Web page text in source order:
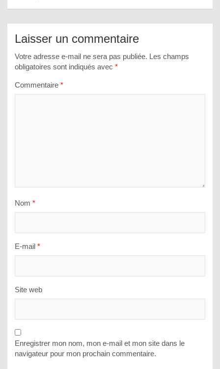
Laisser un commentaire
Votre adresse e-mail ne sera pas publiée. Les champs
obligatoires sont indiqués avec *
Commentaire *
Nom *
E-mail *
Site web
Enregistrer mon nom, mon e-mail et mon site dans le
navigateur pour mon prochain commentaire.